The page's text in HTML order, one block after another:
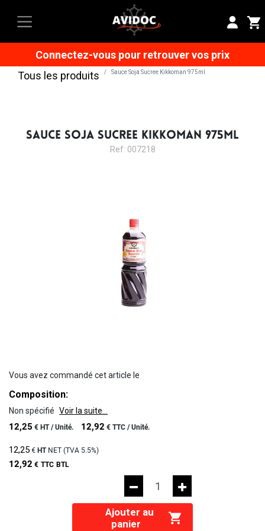
Connectez-vous pour retrouver vos prix
Tous les produits
Sauce Soja Sucree Kikkoman 975ml
SAUCE SOJA SUCREE KIKKOMAN 975ML
Ref: 007218
Vous avez commandé cet article le
Composition:
Non spécifié Voir la suite...
12,25 € HT /Unité. 12,92 € TTC /Unité.
12,25 € HTNET (TVA 5.5%)
12,92 € TTC BTL
Ajouter au
panier